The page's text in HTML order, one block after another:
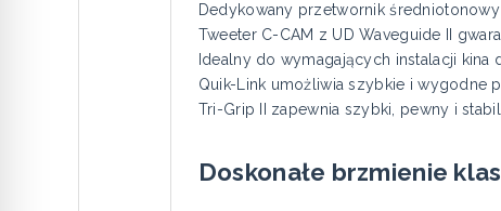
Dedykowany przetwornik
Tweeter C-CAM z UD Waveguide II
Idealny do wymagających instalacji kina
Quik-Link umożliwia szybkie i wygodne
Tri-Grip II zapewnia szybki, pewny i
Doskonałe brzmienie